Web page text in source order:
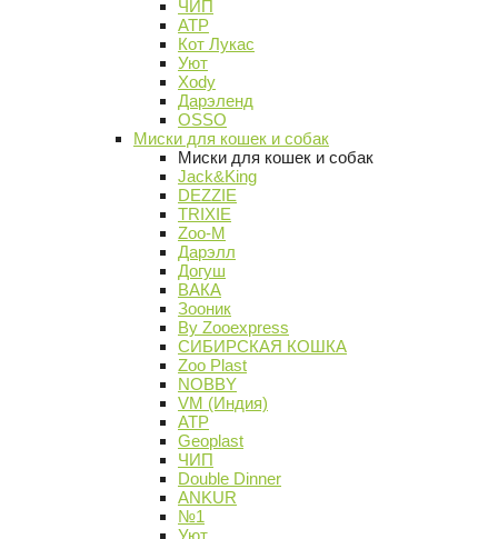
ЧИП
АТР
Кот Лукас
Уют
Xody
Дарэленд
OSSO
Миски для кошек и собак
Миски для кошек и собак
Jack&King
DEZZIE
TRIXIE
Zoo-M
Дарэлл
Догуш
ВАКА
Зооник
By Zooexpress
СИБИРСКАЯ КОШКА
Zoo Plast
NOBBY
VM (Индия)
АТР
Geoplast
ЧИП
Double Dinner
ANKUR
№1
Уют